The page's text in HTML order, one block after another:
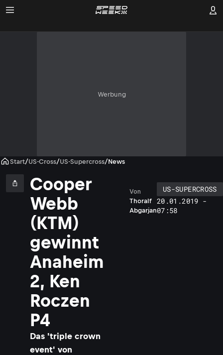
Werbung
Start/US-Cross/US-Supercross/News
Cooper
Webb
(KTM)
gewinnt
Anaheim
2, Ken
Roczen
P4
Das 'triple crown
event' von
Thoralf
Abgarjan
Von
US-SUPERCROSS
20.01.2019 -
07:58